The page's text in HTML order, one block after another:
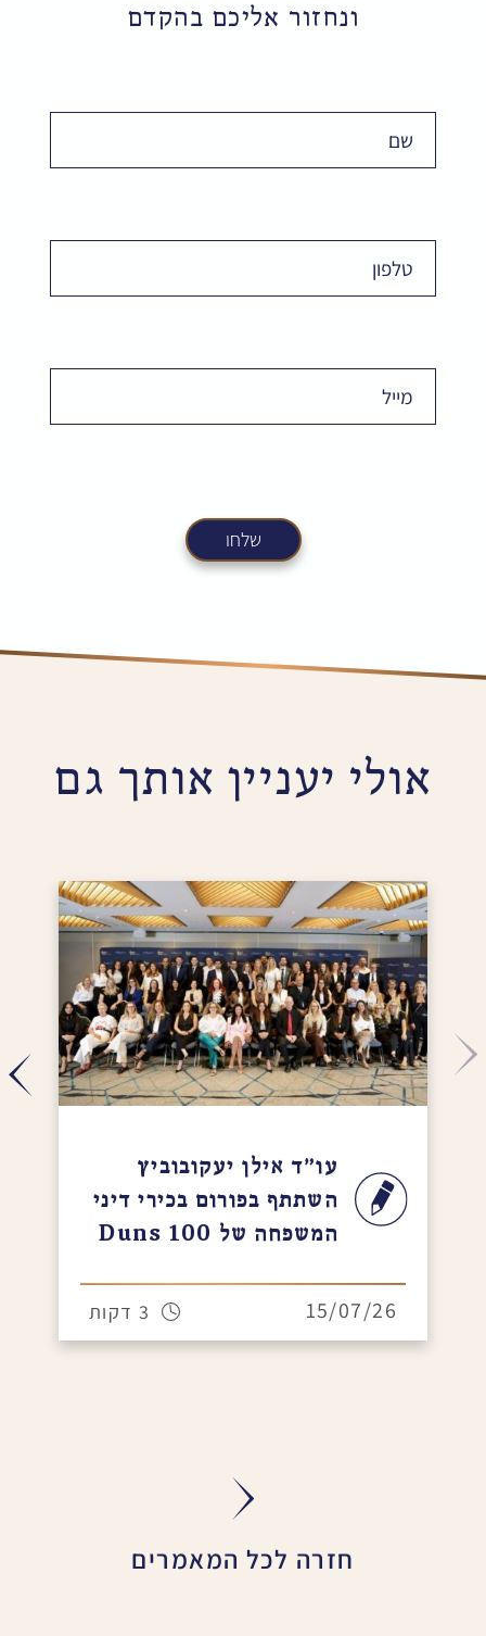
ונחזור אליכם בהקדם
אולי יעניין אותך גם
עו"ד אילן יעקובוביץ
השתתף בפורום בכירי דיני
המשפחה של Duns 100
15/07/26 3 דקות
חזרה לכל המאמרים